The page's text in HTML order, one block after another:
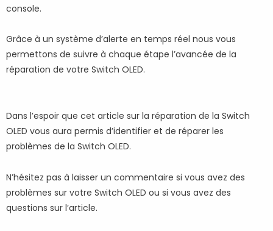
console.
Grâce à un système d’alerte en temps réel nous vous
permettons de suivre à chaque étape l’avancée de la
réparation de votre Switch OLED.
Dans l’espoir que cet article sur la réparation de la Switch
OLED vous aura permis d’identifier et de réparer les
problèmes de la Switch OLED.
N’hésitez pas à laisser un commentaire si vous avez des
problèmes sur votre Switch OLED ou si vous avez des
questions sur l’article.